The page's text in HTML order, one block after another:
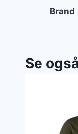
Brand
Se